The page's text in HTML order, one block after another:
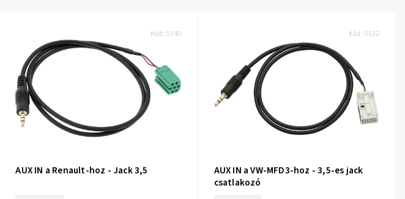
AUX IN a Renault-hoz - Jack 3,5
Kód: 0340-
AUX IN a VW-MFD3-hoz - 3,5-es jack
csatlakozó
Kód: 0532-